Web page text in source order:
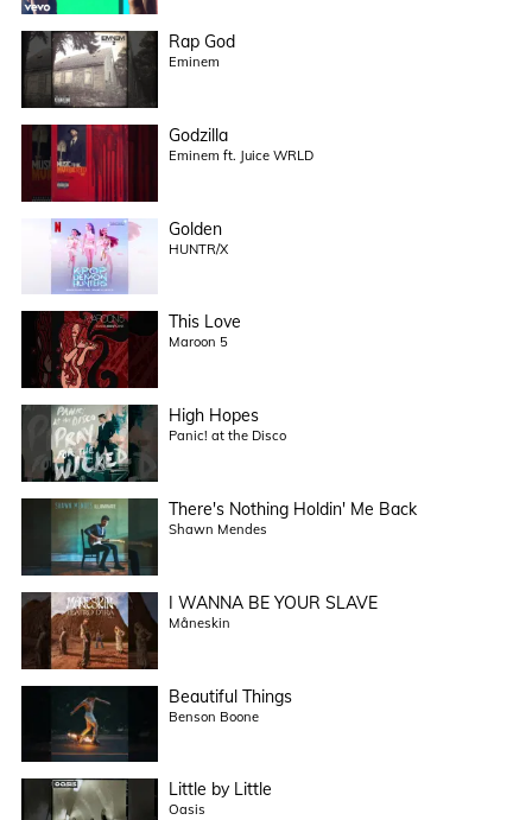
Rap God
Eminem
Godzilla
Eminem ft. Juice WRLD
Golden
HUNTR/X
This Love
Maroon 5
High Hopes
Panic! at the Disco
There's Nothing Holdin' Me Back
Shawn Mendes
I WANNA BE YOUR SLAVE
Måneskin
Beautiful Things
Benson Boone
Little by Little
Oasis